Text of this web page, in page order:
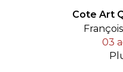
Cote Art
03